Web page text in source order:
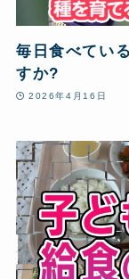
毎日食べてい
すか?
2026年4月16日